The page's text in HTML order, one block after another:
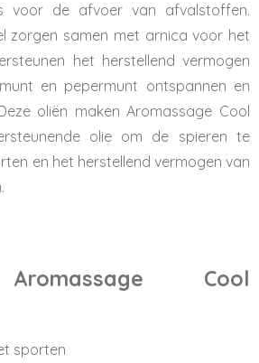
voor de afvoer van afvalstoffen.
zorgen samen met arnica voor het
het herstellend vermogen
en pepermunt ontspannen en
oliën maken Aromassage Cool
olie om de spieren te
en het herstellend vermogen van
Cool
sporten